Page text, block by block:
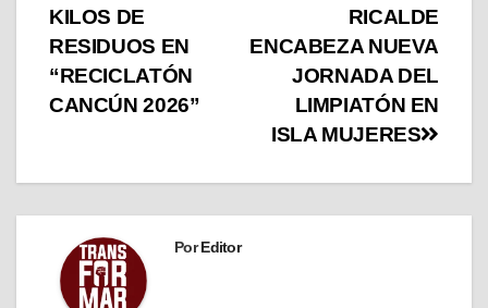
RICALDE
ENCABEZA NUEVA
JORNADA DEL
LIMPIATÓN EN
ISLA MUJERES
KILOS DE
RESIDUOS EN
“RECICLATÓN
CANCÚN 2026”
PorEditor